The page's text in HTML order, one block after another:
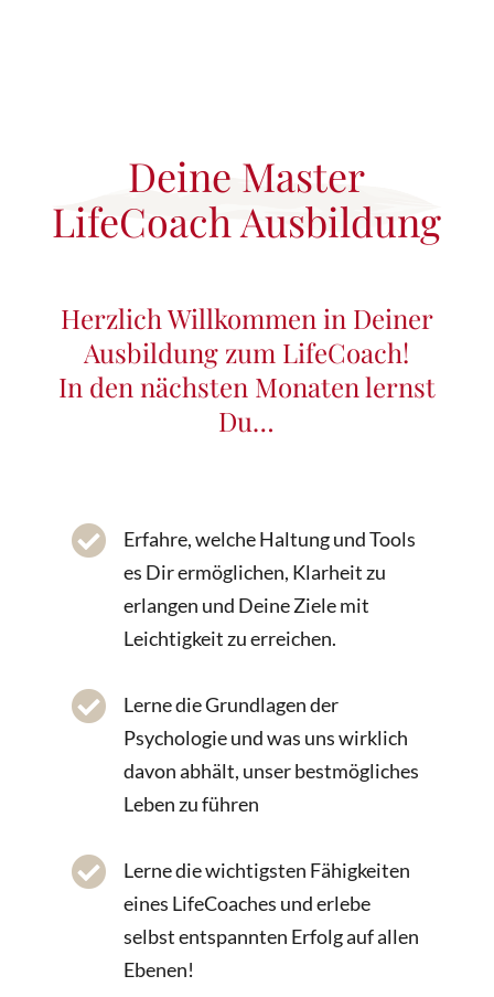
Deine Master
LifeCoach Ausbildung
Herzlich Willkommen in Deiner
Ausbildung zum LifeCoach!
In den nächsten Monaten lernst
Du…

Erfahre, welche Haltung und Tools
es Dir ermöglichen, Klarheit zu
erlangen und Deine Ziele mit
Leichtigkeit zu erreichen.

Lerne die Grundlagen der
Psychologie und was uns wirklich
davon abhält, unser bestmögliches
Leben zu führen

Lerne die wichtigsten Fähigkeiten
eines LifeCoaches und erlebe
selbst entspannten Erfolg auf allen
Ebenen!